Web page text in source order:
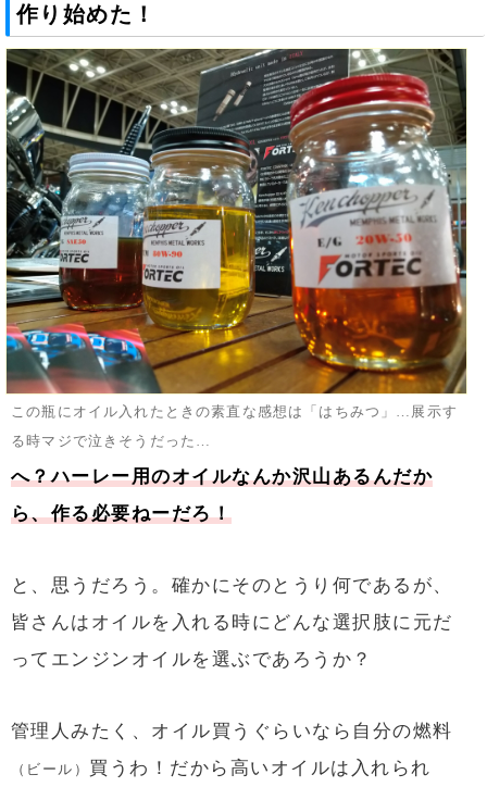
作り始めた！
この瓶にオイル入れたときの素直な感想は「はちみつ」…展示す
る時マジで泣きそうだった…
へ？ハーレー用のオイルなんか沢山あるんだか
ら、作る必要ねーだろ！
と、思うだろう。確かにそのとうり何であるが、
皆さんはオイルを入れる時にどんな選択肢に元だ
ってエンジンオイルを選ぶであろうか？
管理人みたく、オイル買うぐらいなら自分の燃料
（ビール） 買うわ！だから高いオイルは入れられ